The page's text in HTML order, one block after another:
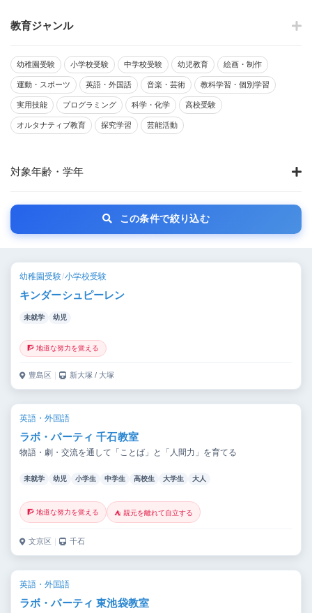
教育ジャンル
幼稚園受験 小学校受験 中学校受験 幼児教育 絵画・制作
運動・スポーツ 英語・外国語 音楽・芸術 教科学習・個別学習
実用技能 プログラミング 科学・化学 高校受験
オルタナティブ教育 探究学習 芸能活動
対象年齢・学年
この条件で絞り込む
幼稚園受験/小学校受験
キンダーシュピーレン
未就学 幼児
🧗 地道な努力を覚える
豊島区 ｜ 新大塚 / 大塚
英語・外国語
ラボ・パーティ 千石教室
物語・劇・交流を通して「ことば」と「人間力」を育てる
未就学 幼児 小学生 中学生 高校生 大学生 大人
🧗 地道な努力を覚える ⛺ 親元を離れて自立する
文京区 ｜ 千石
英語・外国語
ラボ・パーティ 東池袋教室